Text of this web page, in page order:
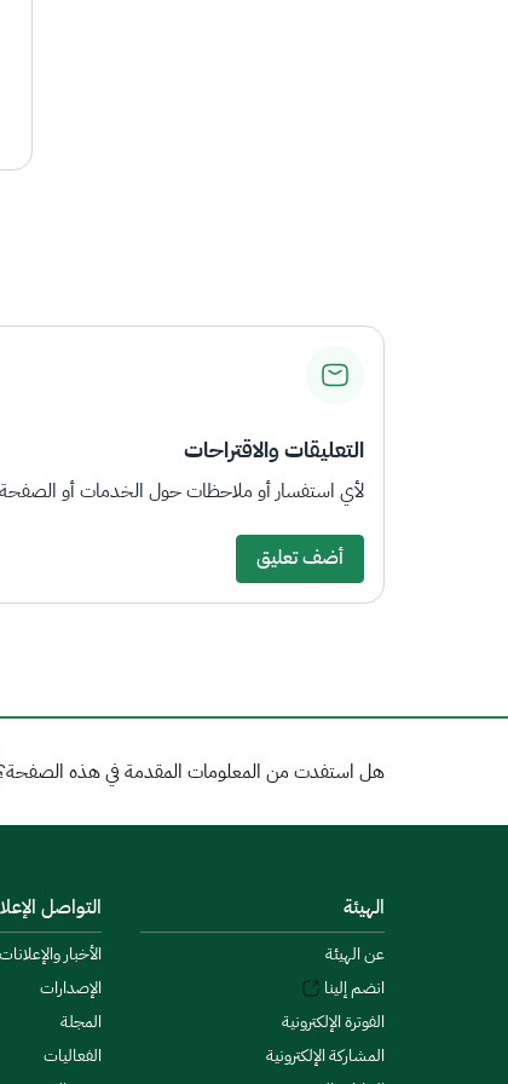
التعليقات والاقتراحات
لأي استفسار أو ملاحظات حول الخدمات أو الصفحة
أضف تعليق
هل استفدت من المعلومات المقدمة في هذه
الهيئة
عن الهيئة
انضم إلينا
الفوترة الإلكترونية
المشاركة الإلكترونية
التواصل
الأخبار والإعلانات
الإصدارات
المجلة
الفعاليات